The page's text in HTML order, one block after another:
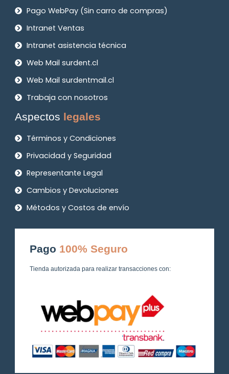
Pago WebPay (Sin carro de compras)
Intranet Ventas
Intranet asistencia técnica
Web Mail surdent.cl
Web Mail surdentmail.cl
Trabaja con nosotros
Aspectos legales
Términos y Condiciones
Privacidad y Seguridad
Representante Legal
Cambios y Devoluciones
Métodos y Costos de envío
Pago 100% Seguro
Tienda autorizada para realizar transacciones con: